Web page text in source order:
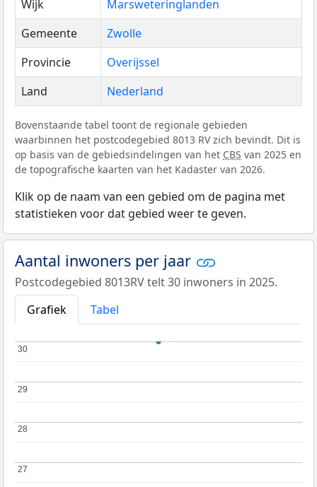
Wijk
Marsweteringlanden
Gemeente
Zwolle
Provincie
Overijssel
Land
Nederland
Bovenstaande tabel toont de regionale gebieden
waarbinnen het postcodegebied 8013 RV zich bevindt. Dit is
op basis van de gebiedsindelingen van het CBS van 2025 en
de topografische kaarten van het Kadaster van 2026.
Klik op de naam van een gebied om de pagina met
statistieken voor dat gebied weer te geven.
Aantal inwoners per jaar
Postcodegebied 8013RV telt 30 inwoners in 2025.
Grafiek
Tabel
27
27
28
28
29
29
30
30